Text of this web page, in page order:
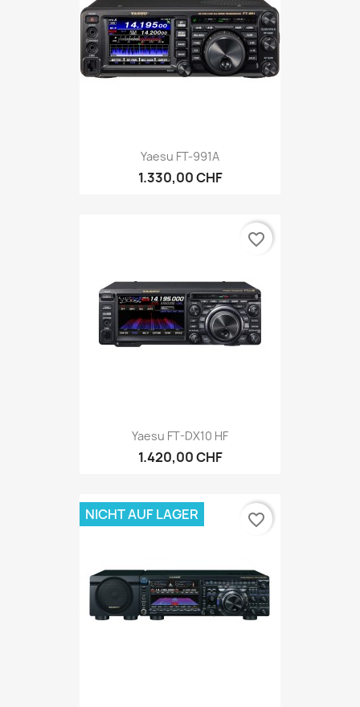
Yaesu FT-991A
1.330,00 CHF
Yaesu FT-DX10 HF
1.420,00 CHF
favorite_border
NICHT AUF LAGER favorite_border